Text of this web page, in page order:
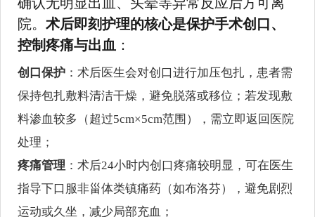
确认无明显出血、头晕等异常反应后方可离
院。术后即刻护理的核心是保护手术创口、
控制疼痛与出血 ：
创口保护 ：术后医生会对创口进行加压包扎，患者需
保持包扎敷料清洁干燥，避免脱落或移位；若发现敷
料渗血较多（超过5cm×5cm范围），需立即返回医院
处理；
疼痛管理 ：术后24小时内创口疼痛较明显，可在医生
指导下口服非甾体类镇痛药（如布洛芬），避免剧烈
运动或久坐，减少局部充血；